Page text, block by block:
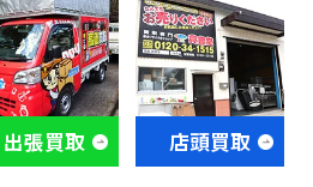
出張買取 店頭買取